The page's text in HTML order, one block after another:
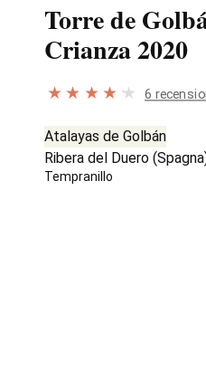
Torre de
Crianza2020
6
Atalayas de Golbán
Ribera del Duero (Spagna
Tempranillo